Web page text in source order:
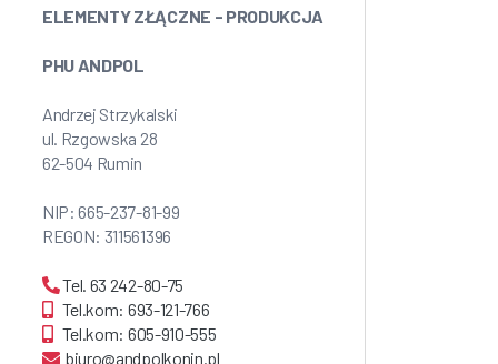
ELEMENTY ZŁĄCZNE - PRODUKCJA
PHU ANDPOL
Andrzej Strzykalski
ul. Rzgowska 28
62-504 Rumin
NIP: 665-237-81-99
REGON: 311561396
Tel. 63 242-80-75
Tel.kom: 693-121-766
Tel.kom: 605-910-555
biuro@andpolkonin.pl